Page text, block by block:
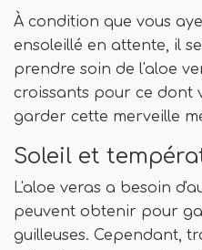
À condition que vous
ensoleillé en attente, il
prendre soin de l'aloe
croissants pour ce dont
garder cette merveille
Soleil et
L'aloe veras a besoin
peuvent obtenir pour
guilleuses. Cependant,